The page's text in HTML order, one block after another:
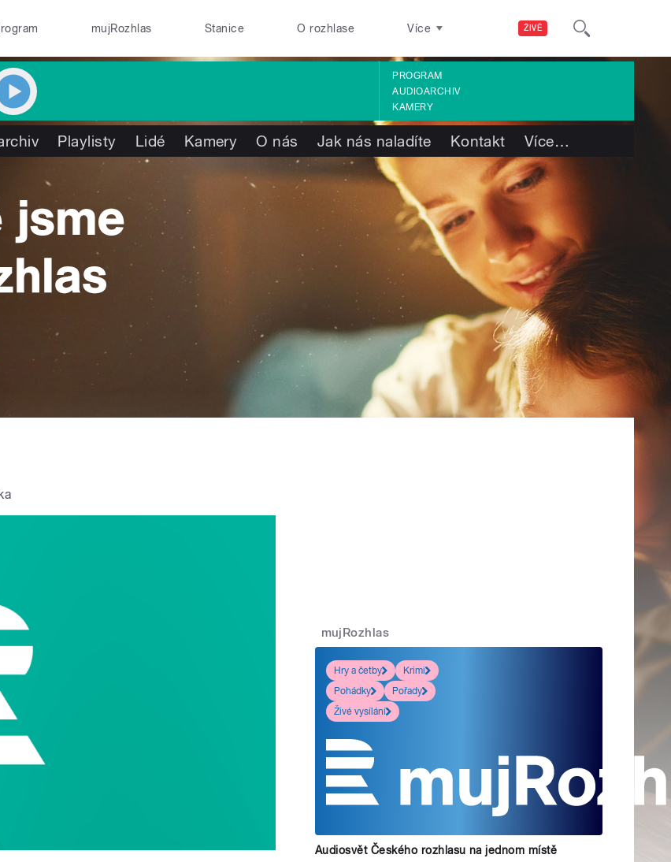
ŽIVĚ
mujRozhlas Stanice O rozhlase Více
PROGRAM
AUDIOARCHIV
KAMERY
Playlisty Lidé Kamery O nás Jak nás naladíte Kontakt Více…
mujRozhlas
Hry a četby
Krimi
Pohádky
Pořady
Živé vysílání
Audiosvět Českého rozhlasu na jednom místě